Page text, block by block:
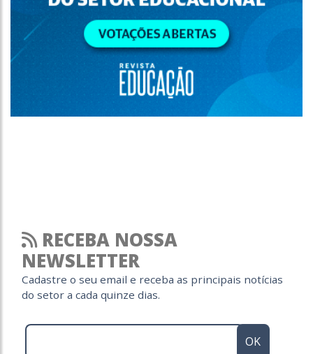
RECEBA NOSSA
NEWSLETTER
Cadastre o seu email e receba as principais notícias
do setor a cada quinze dias.